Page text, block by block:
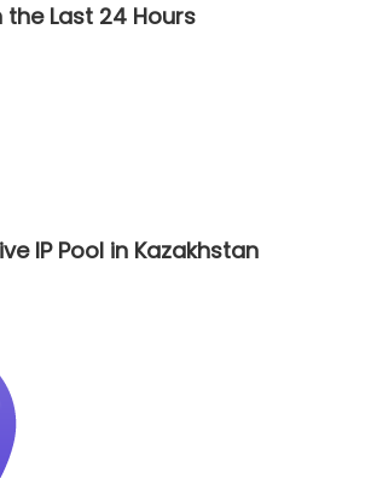
the Last 24 Hours
IP Pool in Kazakhstan